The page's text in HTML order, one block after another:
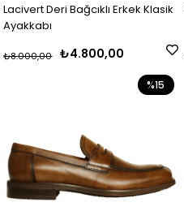
Lacivert Deri Bağcıklı Erkek Klasik
Ayakkabı
₺4.800,00
₺8.000,00
%15